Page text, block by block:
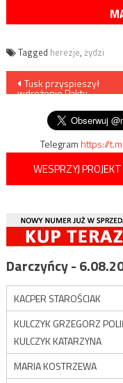
Tagged herezje, żydzi
Nawigacja
wpisu
Tusk przyspieszył
wdrożenie Paktu
Telegramhttps://
WESPRZYJ
Darczyńcy -
KACPER STAROŚCIAK
KULCZYK GRZEGORZ
KULCZYK KATARZYNA
MARIA KOSTRZEWA